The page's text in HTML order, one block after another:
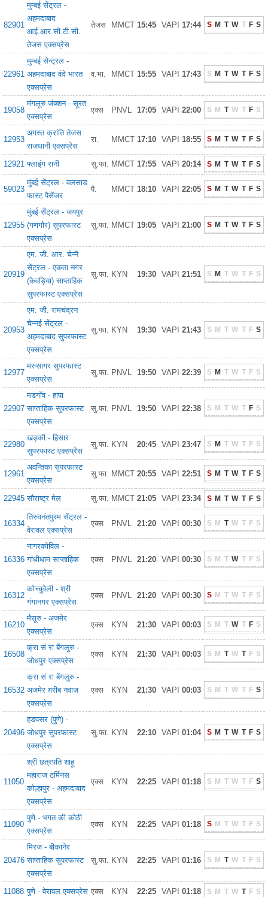
82901
मुम्बई सेंट्रल -
अहमदाबाद
आई.आर.सी.टी.सी.
तेजस एक्सप्रेस
तेजस MMCT 15:45 VAPI 17:44 S M T W T F S
22961
मुम्बई सेन्ट्रल -
अहमदाबाद वंदे भारत
एक्सप्रेस
व.भा. MMCT 15:55 VAPI 17:43 S M T W T F S
19058
मंगलूरु जंक्शन - सूरत
एक्सप्रेस
एक्स PNVL 17:05 VAPI 22:00 S M T W T F S
12953
अगस्त क्रांति तेजस
राजधानी एक्सप्रेस
रा. MMCT 17:10 VAPI 18:55 S M T W T F S
12921 फ्लाइंग रानी सु.फा. MMCT 17:55 VAPI 20:14 S M T W T F S
59023
मुंबई सेंट्रल - वलसाड
फास्ट पैसेंजर
पै. MMCT 18:10 VAPI 22:05 S M T W T F S
12955
मुंबई सेंट्रल - जयपुर
(गणगौर) सुपरफास्ट
एक्सप्रेस
सु.फा. MMCT 19:05 VAPI 21:00 S M T W T F S
20919
एम. जी. आर. चेन्नै
सेंट्रल - एकता नगर
(केवड़िया) साप्ताहिक
सुपरफास्ट एक्सप्रेस
सु.फा. KYN 19:30 VAPI 21:51 S M T W T F S
20953
एम. जी. रामचंद्रन
चेन्नई सेंट्रल -
अहमदाबाद सुपरफास्ट
एक्सप्रेस
सु.फा. KYN 19:30 VAPI 21:43 S M T W T F S
12977
मरुसागर सुपरफास्ट
एक्सप्रेस
सु.फा. PNVL 19:50 VAPI 22:39 S M T W T F S
22907
मडगाँव - हापा
साप्ताहिक सुपरफास्ट
एक्सप्रेस
सु.फा. PNVL 19:50 VAPI 22:38 S M T W T F S
22980
खड़की - हिसार
सुपरफास्ट एक्सप्रेस
सु.फा. KYN 20:45 VAPI 23:47 S M T W T F S
12961
अवन्तिका सुपरफास्ट
एक्सप्रेस
सु.फा. MMCT 20:55 VAPI 22:51 S M T W T F S
22945 सौराष्ट्र मेल सु.फा. MMCT 21:05 VAPI 23:34 S M T W T F S
16334
तिरुवनंतपुरम सेंट्रल -
वेरावल एक्सप्रेस
एक्स PNVL 21:20 VAPI 00:30 S M T W T F S
16336
नागरकोविल -
गांधीधाम साप्ताहिक
एक्सप्रेस
एक्स PNVL 21:20 VAPI 00:30 S M T W T F S
16312
कोच्चुवेली - श्री
गंगानगर एक्सप्रेस
एक्स PNVL 21:20 VAPI 00:30 S M T W T F S
16210
मैसूरु - अजमेर
एक्सप्रेस
एक्स KYN 21:30 VAPI 00:03 S M T W T F S
16508
क्रा सं रा बेंगलुरु -
जोधपुर एक्सप्रेस
एक्स KYN 21:30 VAPI 00:03 S M T W T F S
16532
क्रा सं रा बेंगलुरु -
अजमेर ग़रीब नवाज़
एक्सप्रेस
एक्स KYN 21:30 VAPI 00:03 S M T W T F S
20496
हडपसर (पुणे) -
जोधपुर सुपरफास्ट
एक्सप्रेस
सु.फा. KYN 22:10 VAPI 01:04 S M T W T F S
11050
श्री छत्रपति शाहू
महाराज टर्मिनस
कोल्हापुर - अहमदाबाद
एक्सप्रेस
एक्स KYN 22:25 VAPI 01:18 S M T W T F S
11090
पुणे - भगत की कोठी
एक्सप्रेस
एक्स KYN 22:25 VAPI 01:18 S M T W T F S
20476
मिरज - बीकानेर
साप्ताहिक सुपरफास्ट
एक्सप्रेस
सु.फा. KYN 22:25 VAPI 01:16 S M T W T F S
11088 पुणे - वेरावल एक्सप्रेस एक्स KYN 22:25 VAPI 01:18 S M T W T F S